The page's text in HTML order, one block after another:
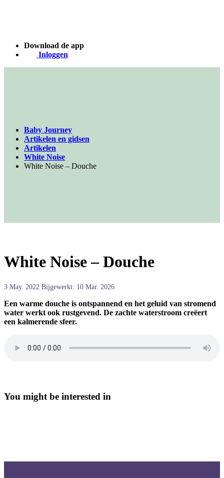
Download de app
Inloggen
Baby Journey
Artikelen en gidsen
Artikelen
White Noise
White Noise – Douche
White Noise – Douche
3 May. 2022 Bijgewerkt: 10 Mar. 2026
Een warme douche is ontspannend en het geluid van stromend
water werkt ook rustgevend. De zachte waterstroom creëert
een kalmerende sfeer.
You might be interested in